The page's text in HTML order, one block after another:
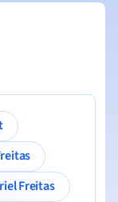
Freitas